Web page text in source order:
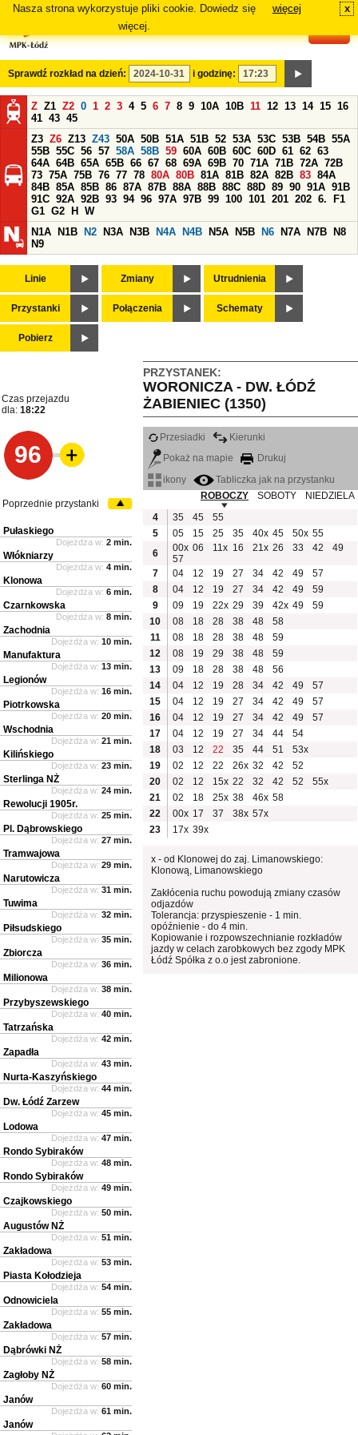
Nasza strona wykorzystuje pliki cookie. Dowiedz się
więcej.
więcej x
Sprawdź rozkład na dzień: i godzinę:
Z Z1 Z2 0 1 2 3 4 5 6 7 8 9 10A 10B 11 12 13 14 15 16
41 43 45
Z3 Z6 Z13 Z43 50A 50B 51A 51B 52 53A 53C 53B 54B 55A
55B 55C 56 57 58A 58B 59 60A 60B 60C 60D 61 62 63
64A 64B 65A 65B 66 67 68 69A 69B 70 71A 71B 72A 72B
73 75A 75B 76 77 78 80A 80B 81A 81B 82A 82B 83 84A
84B 85A 85B 86 87A 87B 88A 88B 88C 88D 89 90 91A 91B
91C 92A 92B 93 94 96 97A 97B 99 100 101 201 202 6.
F1
G1 G2 H
W
N1A
N1B N2 N3A N3B N4A N4B N5A N5B N6 N7A N7B
N8
N9
Linie Zmiany Utrudnienia
Przystanki Połączenia Schematy
Pobierz
PRZYSTANEK:
WORONICZA - DW. ŁÓDŹ
ŻABIENIEC (1350)
Czas przejazdu
dla: 18:22
96
Przesiadki
Kierunki
Pokaż na mapie
Drukuj
ikony
Tabliczka jak na przystanku
ROBOCZY
SOBOTY
NIEDZIELA
4
35 45
55
5
05 15 25 35 40x 45 50x 55
6
00x 06 11x 16 21x 26 33 42
49
57
7
04 12 19 27 34 42 49
57
8
04 12 19 27 34 42 49
59
9
09 19 22x 29 39 42x 49
59
10
08 18 28 38 48
58
11
08 18 28 38 48
59
12
08 19 29 38 48
59
13
09 18 28 38 48
56
14
04 12 19 28 34 42 49
57
15
04 12 19 27 34 42 49
57
16
04 12 19 27 34 42 49
57
17
04 12 19 27 34 44
54
18
03 12 22 35 44 51
53x
19
02 12 22 26x 32 42
52
20
02 12 15x 22 32 42 52
55x
21
02 18 25x 38 46x 58
22
00x 17 37 38x 57x
23
17x 39x
x - od Klonowej do zaj. Limanowskiego:
Klonową, Limanowskiego
Zakłócenia ruchu powodują zmiany czasów
odjazdów
Tolerancja: przyspieszenie - 1 min.
opóźnienie - do 4 min.
Kopiowanie i rozpowszechnianie rozkładów
jazdy w celach zarobkowych bez zgody MPK
Łódź Spółka z o.o jest zabronione.
Poprzednie przystanki
Pułaskiego
Dojeżdża w: 2 min.
Włókniarzy
Dojeżdża w: 4 min.
Klonowa
Dojeżdża w: 6 min.
Czarnkowska
Dojeżdża w: 8 min.
Zachodnia
Dojeżdża w: 10 min.
Manufaktura
Dojeżdża w: 13 min.
Legionów
Dojeżdża w: 16 min.
Piotrkowska
Dojeżdża w: 20 min.
Wschodnia
Dojeżdża w: 21 min.
Kilińskiego
Dojeżdża w: 23 min.
Sterlinga NŻ
Dojeżdża w: 24 min.
Rewolucji 1905r.
Dojeżdża w: 25 min.
Pl. Dąbrowskiego
Dojeżdża w: 27 min.
Tramwajowa
Dojeżdża w: 29 min.
Narutowicza
Dojeżdża w: 31 min.
Tuwima
Dojeżdża w: 32 min.
Piłsudskiego
Dojeżdża w: 35 min.
Zbiorcza
Dojeżdża w: 36 min.
Milionowa
Dojeżdża w: 38 min.
Przybyszewskiego
Dojeżdża w: 40 min.
Tatrzańska
Dojeżdża w: 42 min.
Zapadła
Dojeżdża w: 43 min.
Nurta-Kaszyńskiego
Dojeżdża w: 44 min.
Dw. Łódź Zarzew
Dojeżdża w: 45 min.
Lodowa
Dojeżdża w: 47 min.
Rondo Sybiraków
Dojeżdża w: 48 min.
Rondo Sybiraków
Dojeżdża w: 49 min.
Czajkowskiego
Dojeżdża w: 50 min.
Augustów NŻ
Dojeżdża w: 51 min.
Zakładowa
Dojeżdża w: 53 min.
Piasta Kołodzieja
Dojeżdża w: 54 min.
Odnowiciela
Dojeżdża w: 55 min.
Zakładowa
Dojeżdża w: 57 min.
Dąbrówki NŻ
Dojeżdża w: 58 min.
Zagłoby NŻ
Dojeżdża w: 60 min.
Janów
Dojeżdża w: 61 min.
Janów